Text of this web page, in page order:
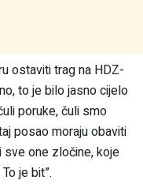
ostaviti trag na HDZ-
to je bilo jasno cijelo
poruke, čuli smo
posao moraju obaviti
sve one zločine, koje
je bit”.